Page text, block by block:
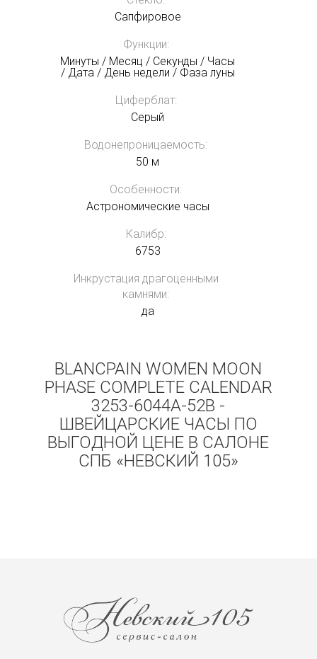
Сапфировое
Функции:
Минуты / Месяц / Секунды / Часы
/ Дата / День недели / Фаза луны
Циферблат:
Серый
Водонепроницаемость:
50 м
Особенности:
Астрономические часы
Калибр:
6753
Инкрустация драгоценными
камнями:
да
BLANCPAIN WOMEN MOON
PHASE COMPLETE CALENDAR
3253-6044A-52B -
ШВЕЙЦАРСКИЕ ЧАСЫ ПО
ВЫГОДНОЙ ЦЕНЕ В САЛОНЕ
СПБ «НЕВСКИЙ 105»